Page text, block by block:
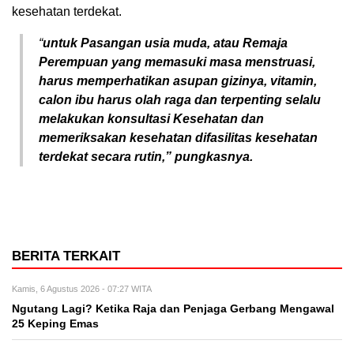
kesehatan terdekat.
“untuk Pasangan usia muda, atau Remaja
Perempuan yang memasuki masa menstruasi,
harus memperhatikan asupan gizinya, vitamin,
calon ibu harus olah raga dan terpenting selalu
melakukan konsultasi Kesehatan dan
memeriksakan kesehatan difasilitas kesehatan
terdekat secara rutin,” pungkasnya.
BERITA TERKAIT
Kamis, 6 Agustus 2026 - 07:27 WITA
Ngutang Lagi? Ketika Raja dan Penjaga Gerbang Mengawal
25 Keping Emas